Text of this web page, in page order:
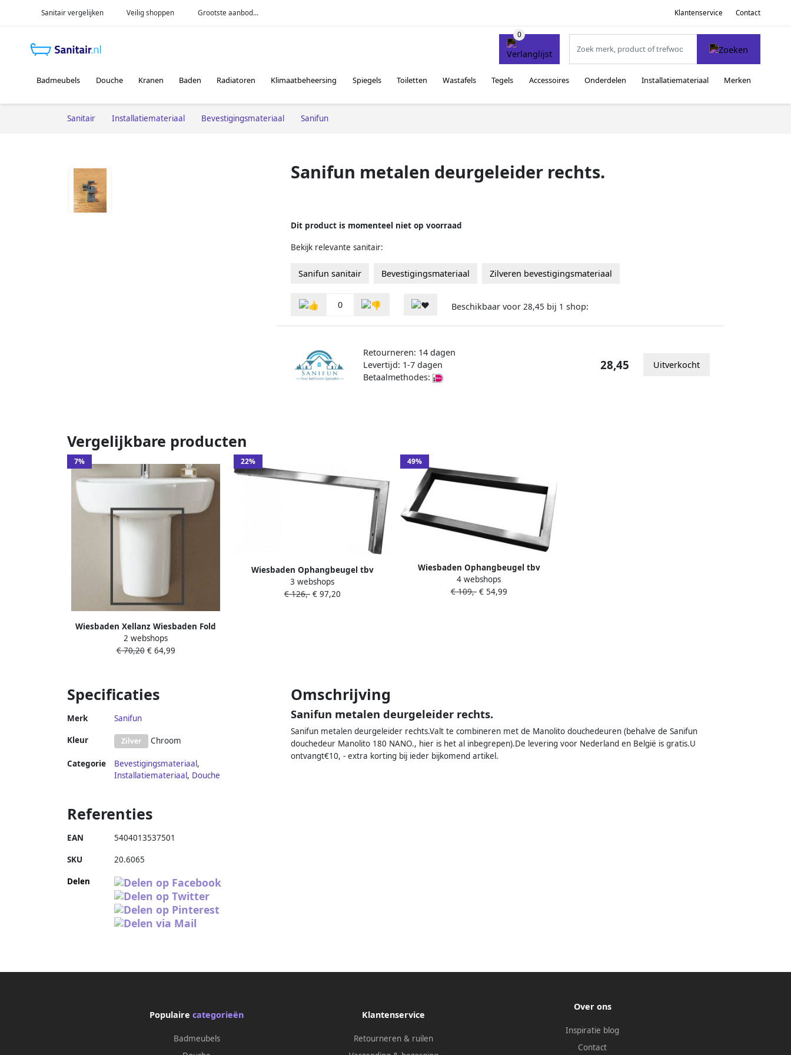
Sanitair vergelijken Veilig shoppen Grootste aanbod... Klantenservice Contact
Badmeubels Douche Kranen Baden Radiatoren Klimaatbeheersing Spiegels Toiletten Wastafels Tegels Accessoires Onderdelen Installatiemateriaal Merken
Sanitair Installatiemateriaal Bevestigingsmateriaal Sanifun
Sanifun metalen deurgeleider rechts.
Dit product is momenteel niet op voorraad
Bekijk relevante sanitair:
Sanifun sanitair Bevestigingsmateriaal Zilveren bevestigingsmateriaal
0 Beschikbaar voor 28,45 bij 1 shop:
Retourneren: 14 dagen
Levertijd: 1-7 dagen
Betaalmethodes:
28,45 Uitverkocht
Vergelijkbare producten
7%
Wiesbaden Xellanz Wiesbaden Fold
sifonkap 52cm + ophangset wit
2 webshops
€ 70,20€ 64,99
22%
Wiesbaden Ophangbeugel tbv
Wastafelblad 46x22 cm L-Vormig
Geborsteld Staal (per stuk)
3 webshops
€ 126,-€ 97,20
49%
Wiesbaden Ophangbeugel tbv
Wastafelblad 46x22 cm Geborsteld
Staal (per stuk)
4 webshops
€ 109,-€ 54,99
Specificaties
Merk Sanifun
Kleur Zilver Chroom
Categorie Bevestigingsmateriaal,
Installatiemateriaal, Douche
Omschrijving
Sanifun metalen deurgeleider rechts.
Sanifun metalen deurgeleider rechts.Valt te combineren met de Manolito douchedeuren (behalve de Sanifun
douchedeur Manolito 180 NANO., hier is het al inbegrepen).De levering voor Nederland en België is gratis.U
ontvangt€10, - extra korting bij ieder bijkomend artikel.
Referenties
EAN 5404013537501
SKU 20.6065
Delen
Populaire categorieën
Badmeubels
Klantenservice
Retourneren & ruilen
Over ons
Inspiratie blog
Contact